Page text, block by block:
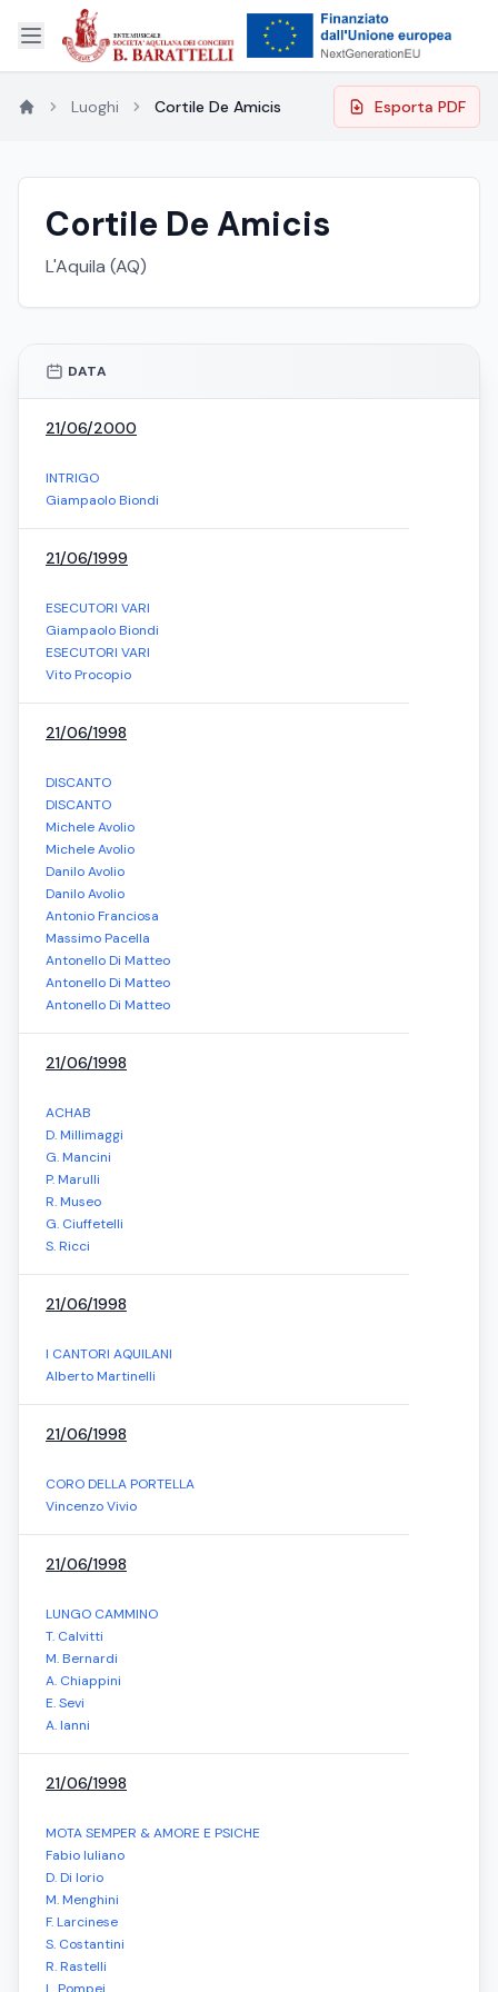
Luoghi Cortile De Amicis Esporta PDF
Cortile De Amicis
L'Aquila (AQ)
DATA
21/06/2000
INTRIGO
Giampaolo Biondi
21/06/1999
ESECUTORI VARI
Giampaolo Biondi
ESECUTORI VARI
Vito Procopio
21/06/1998
DISCANTO
DISCANTO
Michele Avolio
Michele Avolio
Danilo Avolio
Danilo Avolio
Antonio Franciosa
Massimo Pacella
Antonello Di Matteo
Antonello Di Matteo
Antonello Di Matteo
21/06/1998
ACHAB
D. Millimaggi
G. Mancini
P. Marulli
R. Museo
G. Ciuffetelli
S. Ricci
21/06/1998
I CANTORI AQUILANI
Alberto Martinelli
21/06/1998
CORO DELLA PORTELLA
Vincenzo Vivio
21/06/1998
LUNGO CAMMINO
T. Calvitti
M. Bernardi
A. Chiappini
E. Sevi
A. Ianni
21/06/1998
MOTA SEMPER & AMORE E PSICHE
Fabio Iuliano
D. Di Iorio
M. Menghini
F. Larcinese
S. Costantini
R. Rastelli